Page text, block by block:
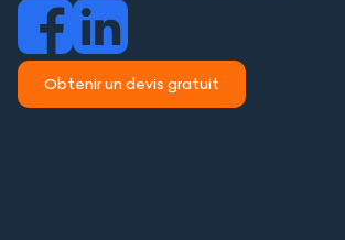
Obtenir un devis gratuit